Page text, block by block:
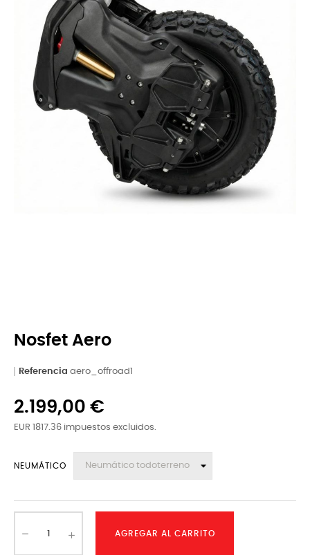
Nosfet Aero
Referencia aero_offroad1
2.199,00 €
EUR 1817.36 impuestos excluidos.
NEUMÁTICO
AGREGAR AL CARRITO